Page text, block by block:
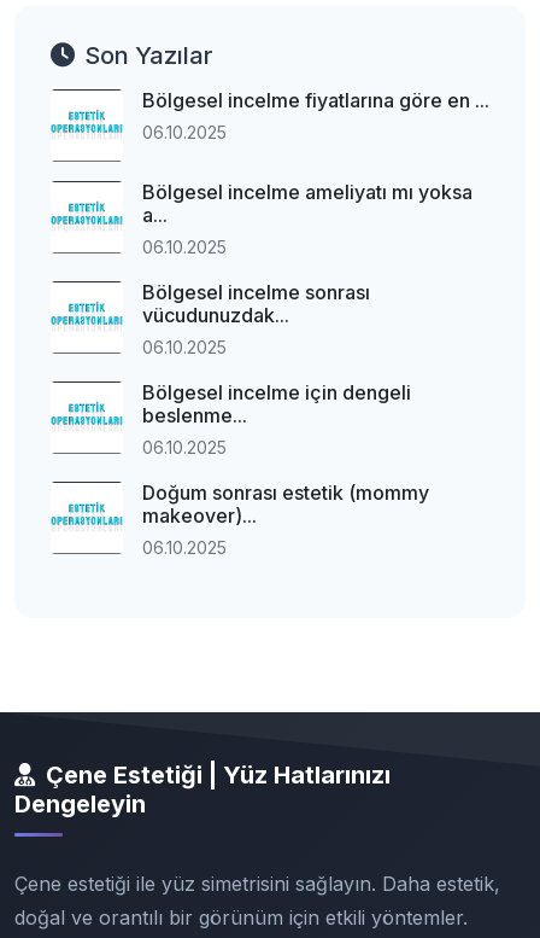
Son Yazılar
Bölgesel incelme fiyatlarına göre en ...
06.10.2025
Bölgesel incelme ameliyatı mı yoksa
a...
06.10.2025
Bölgesel incelme sonrası
vücudunuzdak...
06.10.2025
Bölgesel incelme için dengeli
beslenme...
06.10.2025
Doğum sonrası estetik (mommy
makeover)...
06.10.2025
Çene Estetiği | Yüz Hatlarınızı
Dengeleyin
Çene estetiği ile yüz simetrisini sağlayın. Daha estetik,
doğal ve orantılı bir görünüm için etkili yöntemler.